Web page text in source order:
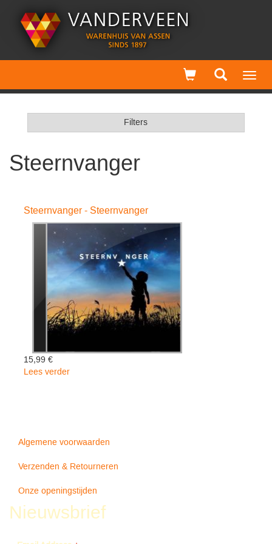
Filters
Steernvanger
Steernvanger - Steernvanger
15,99 €
Lees verder
Algemene voorwaarden
Verzenden & Retourneren
Onze openingstijden
Nieuwsbrief